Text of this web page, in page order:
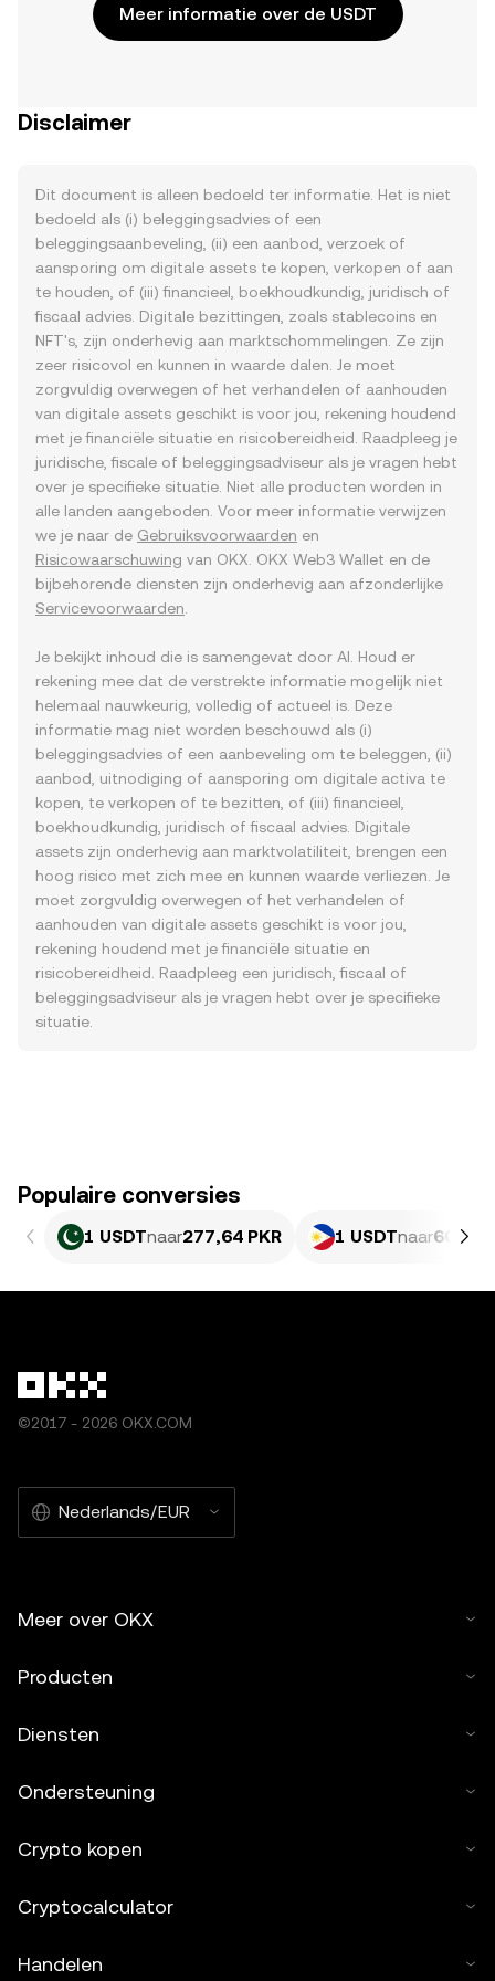
Meer informatie over de USDT
Disclaimer
Dit document is alleen bedoeld ter informatie. Het is niet
bedoeld als (i) beleggingsadvies of een
beleggingsaanbeveling, (ii) een aanbod, verzoek of
aansporing om digitale assets te kopen, verkopen of aan
te houden, of (iii) financieel, boekhoudkundig, juridisch of
fiscaal advies. Digitale bezittingen, zoals stablecoins en
NFT's, zijn onderhevig aan marktschommelingen. Ze zijn
zeer risicovol en kunnen in waarde dalen. Je moet
zorgvuldig overwegen of het verhandelen of aanhouden
van digitale assets geschikt is voor jou, rekening houdend
met je financiële situatie en risicobereidheid. Raadpleeg je
juridische, fiscale of beleggingsadviseur als je vragen hebt
over je specifieke situatie. Niet alle producten worden in
alle landen aangeboden. Voor meer informatie verwijzen
we je naar de Gebruiksvoorwaarden en
Risicowaarschuwing van OKX. OKX Web3 Wallet en de
bijbehorende diensten zijn onderhevig aan afzonderlijke
Servicevoorwaarden
Je bekijkt inhoud die is samengevat door AI. Houd er
rekening mee dat de verstrekte informatie mogelijk niet
helemaal nauwkeurig, volledig of actueel is. Deze
informatie mag niet worden beschouwd als (i)
beleggingsadvies of een aanbeveling om te beleggen, (ii)
aanbod, uitnodiging of aansporing om digitale activa te
kopen, te verkopen of te bezitten, of (iii) financieel,
boekhoudkundig, juridisch of fiscaal advies. Digitale
assets zijn onderhevig aan marktvolatiliteit, brengen een
hoog risico met zich mee en kunnen waarde verliezen. Je
moet zorgvuldig overwegen of het verhandelen of
aanhouden van digitale assets geschikt is voor jou,
rekening houdend met je financiële situatie en
risicobereidheid. Raadpleeg een juridisch, fiscaal of
beleggingsadviseur als je vragen hebt over je specifieke
situatie.
Populaire conversies
1 USDTnaar277,64 PKR 1 USDTnaar60,8
©2017 - 2026 OKX.COM
Nederlands/EUR
Meer over OKX
Producten
Diensten
Ondersteuning
Crypto kopen
Cryptocalculator
Handelen